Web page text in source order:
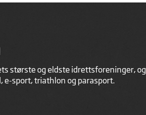
største og eldste idrettsforeninger, og
e-sport, triathlon og parasport.